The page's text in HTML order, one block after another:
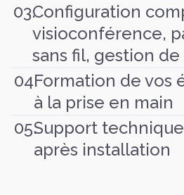
03.Configuration
visioconférence,
sans fil, gestion de
04.Formation de vos
à la prise en main
05.Support
après installation